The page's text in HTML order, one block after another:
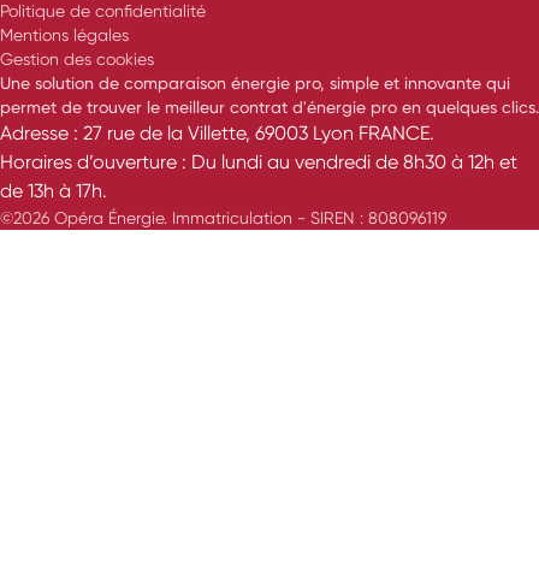
Politique de confidentialité
Mentions légales
Gestion des cookies
Une solution de comparaison énergie pro, simple et innovante qui
permet de trouver le meilleur contrat d'énergie pro en quelques clics.
Adresse : 27 rue de la Villette, 69003 Lyon FRANCE.
Horaires d’ouverture : Du lundi au vendredi de 8h30 à 12h et
de 13h à 17h.
©2026 Opéra Énergie. Immatriculation - SIREN : 808096119